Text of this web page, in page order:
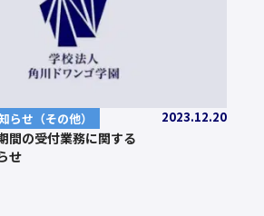
らせ（その他） 2023.12.20
間の受付業務に関する
せ